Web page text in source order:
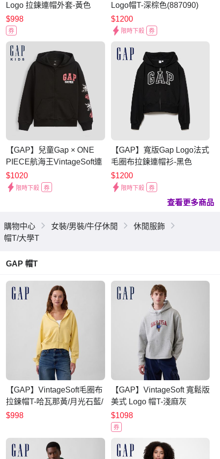
Logo 拉鍊連帽外套-黃色
(674144)
$998
券
Logo帽T-深棕色(887090)
$1200
限時下殺 券
【GAP】兒童Gap × ONE
PIECE航海王VintageSoft連
帽外套-經典黑(1179964)
$1020
限時下殺 券
【GAP】寬版Gap Logo法式
毛圈布拉鍊連帽衫-黑色
(887993)
$1200
限時下殺 券
查看更多商品
購物中心 女裝/男裝/牛仔休閒
休閒服飾
帽T/大學T
GAP 帽T
【GAP】VintageSoft毛圈布
拉鍊帽T-哈瓦那黃/月光石藍/
螢光粉紅/櫻草粉(887723)
$998
【GAP】VintageSoft 寬鬆版
美式 Logo 帽T-淺麻灰
(899461)
$1098
券